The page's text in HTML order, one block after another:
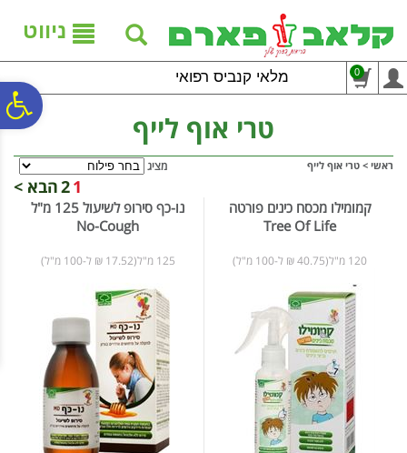
נגישות
אתר
המרכזי
ניווט
מלאי קנביס רפואי 0
טרי אוף לייף
ראשי > טרי אוף לייף מציג
1
2הבא >
קמומילו מכסח כינים פורטה
Tree Of Life
120 מ"ל(40.75 ₪ ל-100 מ"ל)
נו-כף סירופ לשיעול 125 מ"ל
No-Cough
125 מ"ל(17.52 ₪ ל-100 מ"ל)